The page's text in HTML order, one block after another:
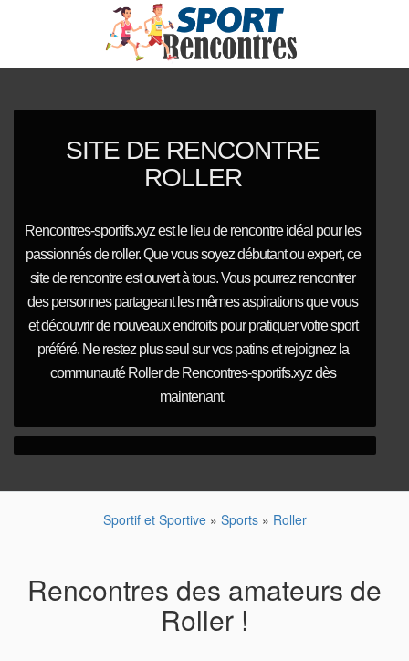
SITE DE RENCONTRE
ROLLER
Rencontres-sportifs.xyz est le lieu de rencontre idéal pour les
passionnés de roller. Que vous soyez débutant ou expert, ce
site de rencontre est ouvert à tous. Vous pourrez rencontrer
des personnes partageant les mêmes aspirations que vous
et découvrir de nouveaux endroits pour pratiquer votre sport
préféré. Ne restez plus seul sur vos patins et rejoignez la
communauté Roller de Rencontres-sportifs.xyz dès
maintenant.
Sportif et Sportive» Sports» Roller
Rencontres des amateurs de
Roller !